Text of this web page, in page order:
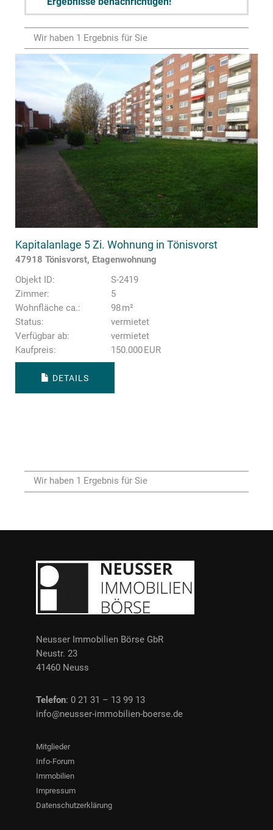
Wir haben 1 Ergebnis für Sie
Kapitalanlage 5 Zi. Wohnung in Tönisvorst
47918 Tönisvorst, Etagenwohnung
Objekt ID:
S-2419
Zimmer:
5
Wohnfläche ca.:
98 m²
Status:
vermietet
Verfügbar ab:
vermietet
Kaufpreis:
150.000 EUR
DETAILS
Wir haben 1 Ergebnis für Sie
Neusser Immobilien Börse GbR
Neustr. 23
41460 Neuss
Telefon: 0 21 31 – 13 99 13
info@neusser-immobilien-boerse.de
Mitglieder
Info-Forum
Immobilien
Impressum
Datenschutzerklärung